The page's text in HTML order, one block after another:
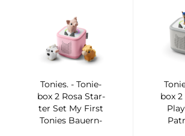
To­nies. - To­nie­
box 2 Rosa Star­
ter Set My First
To­nies Bau­ern­
box